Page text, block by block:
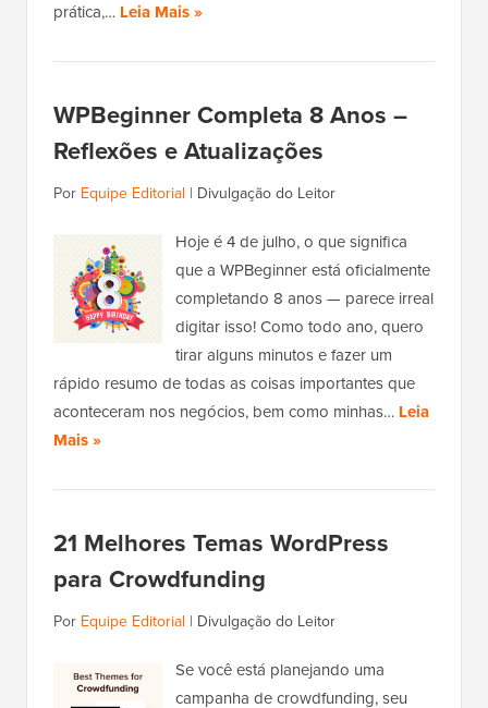
prática,… Leia Mais »
WPBeginner Completa 8 Anos –
Reflexões e Atualizações
Por Equipe Editorial | Divulgação do Leitor
Hoje é 4 de julho, o que significa
que a WPBeginner está oficialmente
completando 8 anos — parece irreal
digitar isso! Como todo ano, quero
tirar alguns minutos e fazer um
rápido resumo de todas as coisas importantes que
aconteceram nos negócios, bem como minhas… Leia
Mais »
21 Melhores Temas WordPress
para Crowdfunding
Por Equipe Editorial | Divulgação do Leitor
Se você está planejando uma
campanha de crowdfunding, seu